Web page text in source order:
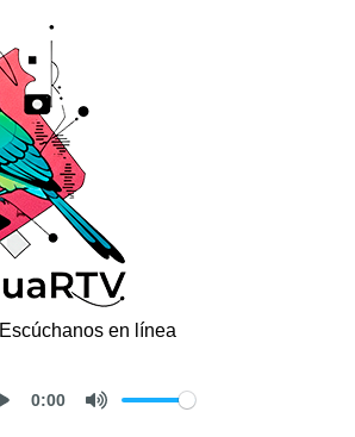
Escúchanos en línea
0:00